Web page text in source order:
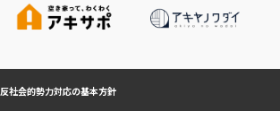
反社会的勢力対応の基本方針